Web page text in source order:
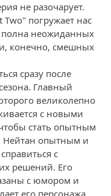
не разочарует.
погружает нас
неожиданных
конечно, смешных
сразу после
Главный
великолепно
с новыми
стать опытным
Нейтан опытным и
с
решений. Его
с юмором и
его персонажа